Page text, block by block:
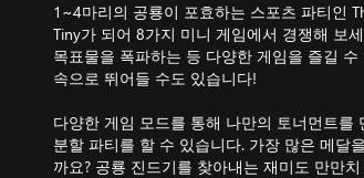
1~4마리의 공룡이 포효하는 스포츠 파티인
Tiny가 되어 8가지 미니 게임에서 경쟁해 보
목표물을 폭파하는 등 다양한 게임을 즐길
속으로 뛰어들 수도 있습니다!
다양한 게임 모드를 통해 나만의 토너먼트를
분할 파티를 할 수 있습니다. 가장 많은 메달
까요? 공룡 진드기를 찾아내는 재미도 만만